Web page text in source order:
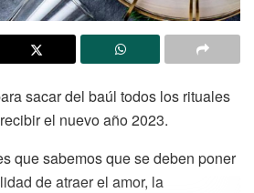
sacar del baúl todos los rituales
el nuevo año 2023.
que sabemos que se deben poner
de atraer el amor, la